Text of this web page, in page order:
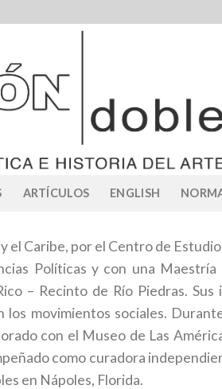
ARTÍCULOS ENGLISH
el Caribe, por el Centro de
Políticas y con una
– Recinto de Río Piedras.
movimientos sociales.
con el Museo de Las
como curadora
en Nápoles, Florida.